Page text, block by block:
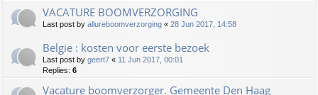
VACATURE BOOMVERZORGING
Last post by allureboomverzorging « 28 Jun 2017, 14:58
Belgie : kosten voor eerste bezoek
Last post by geert7 « 11 Jun 2017, 00:01
Replies: 6
Vacature boomverzorger. Gemeente Den Haag